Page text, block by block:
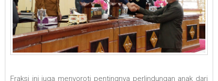
Fraksi ini juga menyoroti pentingnya perlindungan anak dari